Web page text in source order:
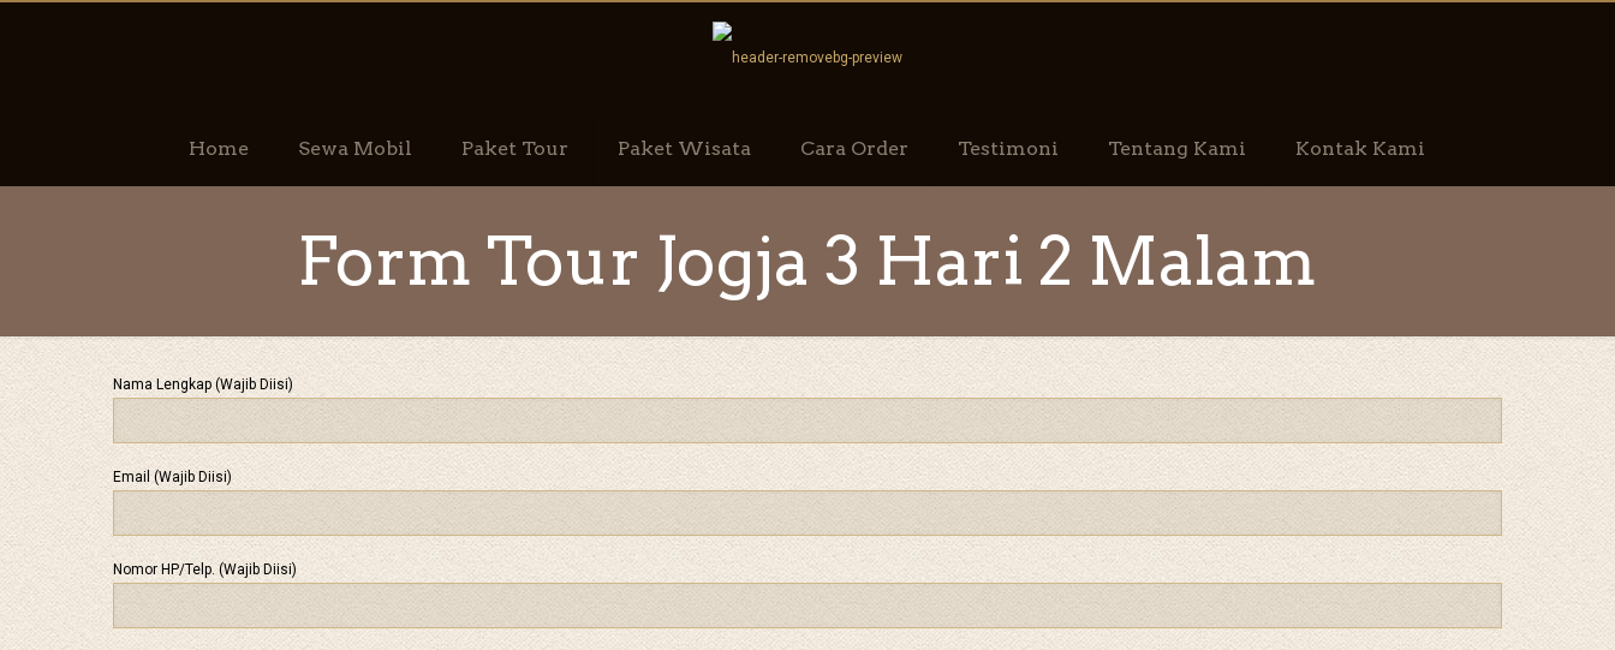
Home Sewa Mobil Paket Tour Paket Wisata Cara Order Testimoni Tentang Kami Kontak Kami
Form Tour Jogja 3 Hari 2 Malam
Nama Lengkap (Wajib Diisi)
Email (Wajib Diisi)
Nomor HP/Telp. (Wajib Diisi)